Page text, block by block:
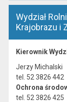
Wydział
Krajobrazu i
Kierownik
Jerzy Michalski
tel. 52 3826 442
Ochrona
tel. 52 3826 425